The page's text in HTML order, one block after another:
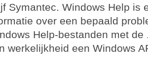
Symantec. Windows Help is
over een bepaald
Help-bestanden met
werkelijkheid een Windows